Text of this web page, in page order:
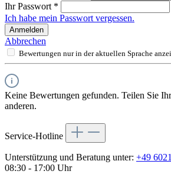
Ihr Passwort *
Ich habe mein Passwort vergessen.
Anmelden
Abbrechen
Bewertungen nur in der aktuellen Sprache
Keine Bewertungen gefunden. Teilen Sie
anderen.
Service-Hotline
Unterstützung und Beratung unter: +49
08:30 - 17:00 Uhr